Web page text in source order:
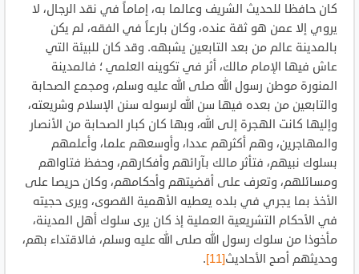
كان حافظا للحديث الشريف وعالما به، إماماً في نقد الرجال، لا
يروي إلا عمن هو ثقة عنده، وكان بارعاً في الفقه، لم يكن
بالمدينة عالم من بعد التابعين يشبهه. وقد كان للبيئة التي
عاش فيها الإمام مالك، أثر في تكوينه العلمي ؛ فالمدينة
المنورة موطن رسول الله صلى الله عليه وسلم، ومجمع الصحابة
والتابعين من بعده فيها سن الله لرسوله سنن الإسلام وشريعته،
وإليها كانت الهجرة إلى الله، وبها كان كبار الصحابة من الأنصار
والمهاجرين، وهم أكثرهم عددا، وأوسعهم علما، وأعلمهم
بسلوك نبيهم، فتأثر مالك بآرائهم وأفكارهم، وحفظ فتاواهم
ومسائلهم، وتعرف على أقضيتهم وأحكامهم، وكان حريصا على
الأخذ بما يجري في بلده يعطيه الأهمية القصوى، ويرى حجيته
في الأحكام التشريعية العملية إذ كان يرى سلوك أهل المدينة،
مأخوذا من سلوك رسول الله صلى الله عليه وسلم، فالاقتداء بهم،
وحديثهم أصح الأحاديث[11]
.